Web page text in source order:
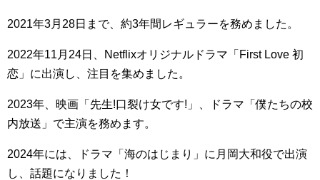
2021年3月28日まで、約3年間レギュラーを務めました。
2022年11月24日、Netflixオリジナルドラマ「First Love 初
恋」に出演し、注目を集めました。
2023年、映画「先生!口裂け女です!」、ドラマ「僕たちの校
内放送」で主演を務めます。
2024年には、ドラマ「海のはじまり」に月岡大和役で出演
し、話題になりました！